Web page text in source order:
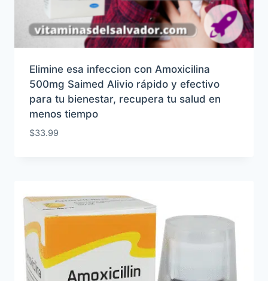
Elimine esa infeccion con Amoxicilina
500mg Saimed Alivio rápido y efectivo
para tu bienestar, recupera tu salud en
menos tiempo
$33.99